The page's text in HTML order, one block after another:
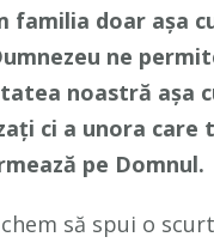
doar așa
ne
noastră așa
ci a unora care
pe Domnul.
să spui o